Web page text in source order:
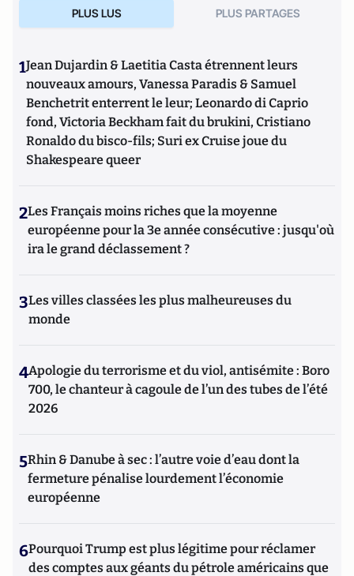
PLUS LUS PLUS PARTAGES
1Jean Dujardin & Laetitia Casta étrennent leurs
nouveaux amours, Vanessa Paradis & Samuel
Benchetrit enterrent le leur; Leonardo di Caprio
fond, Victoria Beckham fait du brukini, Cristiano
Ronaldo du bisco-fils; Suri ex Cruise joue du
Shakespeare queer
2Les Français moins riches que la moyenne
européenne pour la 3e année consécutive : jusqu'où
ira le grand déclassement ?
3Les villes classées les plus malheureuses du
monde
4Apologie du terrorisme et du viol, antisémite : Boro
700, le chanteur à cagoule de l’un des tubes de l’été
2026
5Rhin & Danube à sec : l’autre voie d’eau dont la
fermeture pénalise lourdement l’économie
européenne
6Pourquoi Trump est plus légitime pour réclamer
des comptes aux géants du pétrole américains que